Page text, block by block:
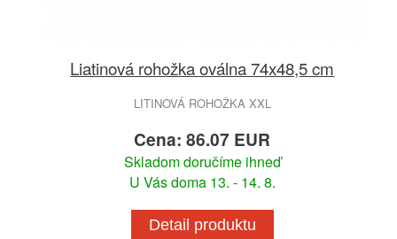
Liatinová rohožka oválna 74x48,5 cm
LITINOVÁ ROHOŽKA XXL
Cena: 86.07 EUR
Skladom doručíme ihneď
U Vás doma 13. - 14. 8.
Detail produktu